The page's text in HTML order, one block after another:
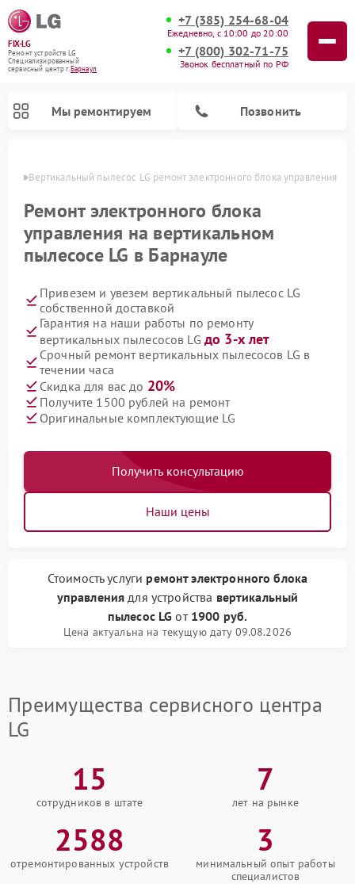
FIX-LG
Ремонт устройств LG
Специализированный
cервисный центр г.Барнаул
+7 (385) 254-68-04
Ежедневно, с 10:00 до 20:00
+7 (800) 302-71-75
Звонок бесплатный по РФ
Мы ремонтируем Позвонить
Вертикальный пылесос LG ремонт электронного блока управления
Ремонт электронного блока
управления на вертикальном
пылесосе LG в Барнауле
Привезем и увезем вертикальный пылесос LG
собственной доставкой
Гарантия на наши работы по ремонту
вертикальных пылесосов LG до 3-х лет
Срочный ремонт вертикальных пылесосов LG в
течении часа
Скидка для вас до 20%
Получите 1500 рублей на ремонт
Оригинальные комплектующие LG
Получить консультацию
Наши цены
Стоимость услуги ремонт электронного блока
управления для устройства вертикальный
пылесос LG от 1900 руб.
Цена актуальна на текущую дату 09.08.2026
Преимущества сервисного центра
LG
15
сотрудников в штате
7
лет на рынке
2588
отремонтированных устройств
3
минимальный опыт работы
специалистов